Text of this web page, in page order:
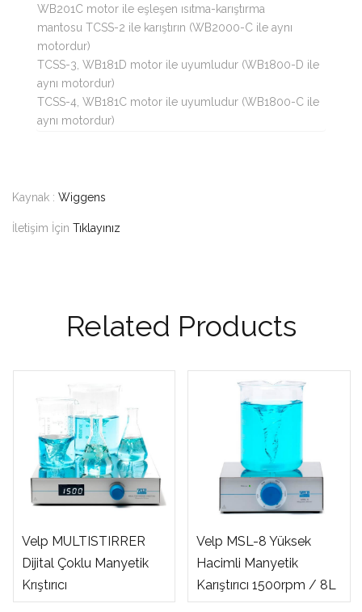
WB201C motor ile eşleşen ısıtma-karıştırma
mantosu TCSS-2 ile karıştırın (WB2000-C ile aynı
motordur)
TCSS-3, WB181D motor ile uyumludur (WB1800-D ile
aynı motordur)
TCSS-4, WB181C motor ile uyumludur (WB1800-C ile
aynı motordur)
Kaynak : Wiggens
İletişim İçin Tıklayınız
Related Products
Velp MULTISTIRRER
Dijital Çoklu Manyetik
Krıştırıcı
Velp MSL-8 Yüksek
Hacimli Manyetik
Karıştırıcı 1500rpm / 8L